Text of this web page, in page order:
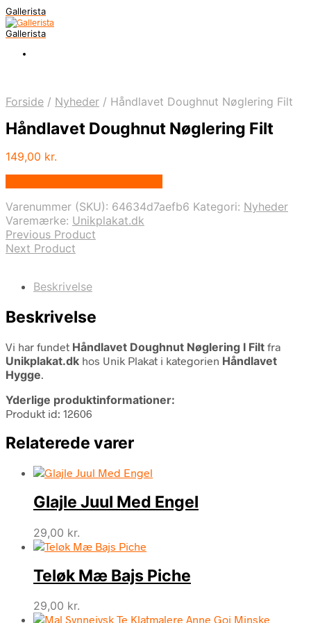
Gallerista
Gallerista
Forside / Nyheder / Håndlavet Doughnut Nøglering Filt
Håndlavet Doughnut Nøglering Filt
149,00 kr.
Varenummer (SKU): 64634d7aefb6 Kategori: Nyheder
Varemærke: Unikplakat.dk
Previous Product
Next Product
Beskrivelse
Beskrivelse
Vi har fundet Håndlavet Doughnut Nøglering I Filt fra
Unikplakat.dk hos Unik Plakat i kategorien Håndlavet
Hygge.
Yderlige produktinformationer:
Produkt id: 12606
Relaterede varer
Glajle Juul Med Engel
29,00 kr.
Teløk Mæ Bajs Piche
29,00 kr.